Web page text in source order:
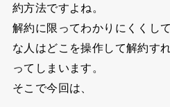
約方法ですよね。
解約に限ってわかりにくくし
な人はどこを操作して解約す
ってしまいます。
そこで今回は、